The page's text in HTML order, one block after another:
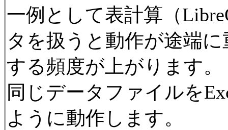
一例として表計算（
タを扱うと動作が途端
する頻度が上がります。
同じデータファイルを
ように動作します。